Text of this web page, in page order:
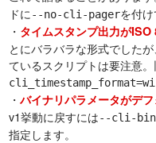
ドに--no-cli-pagerを付け
・ タイムスタンプ出力が
とにバラバラな形式でした
ているスクリプトは要注意
・バイナリパラメータがデ
v1挙動に戻すには--cli-
指定します。